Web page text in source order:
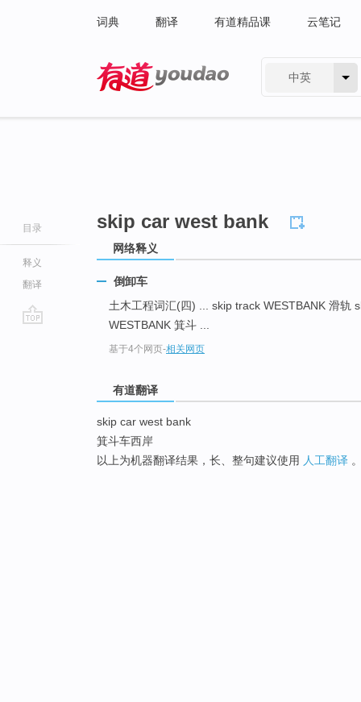
词典 翻译 有道精品课 云笔记
中英
目录
释义
翻译
skip car west bank
网络释义
倒卸车
土木工程词汇(四) ... skip track WESTBANK 滑轨
WESTBANK 箕斗 ...
基于4个网页-相关网页
有道翻译
skip car west bank
箕斗车西岸
以上为机器翻译结果，长、整句建议使用 人工翻译